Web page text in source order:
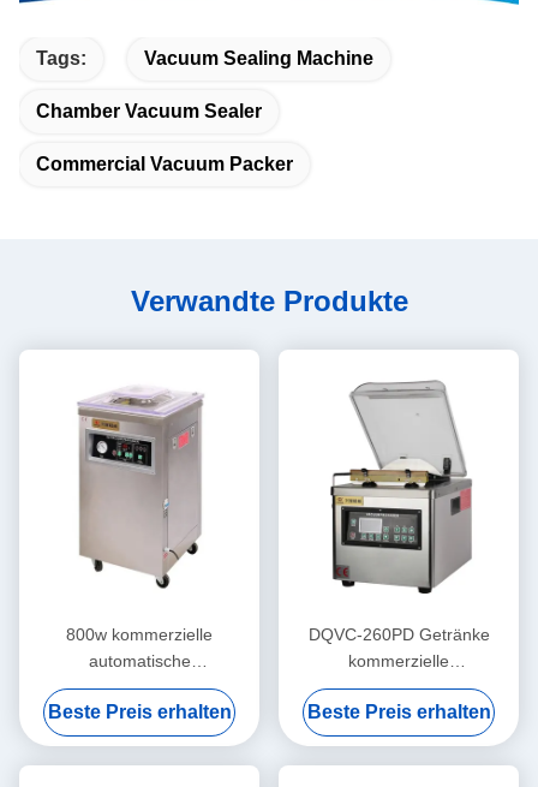
Tags: Vacuum Sealing Machine
Chamber Vacuum Sealer
Commercial Vacuum Packer
Verwandte Produkte
800w kommerzielle
automatische
Vakuumverpackungsmaschine
für Brot und Fleisch
Beste Preis erhalten
DQVC-260PD Getränke
kommerzielle
Vakuumverpackungsmaschine
Hochleistungs
Vakuumversiegelungsmaschine
Beste Preis erhalten